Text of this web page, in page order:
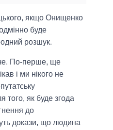
якщо Онищенко
буде
розшук.
По-перше, ще
і ми нікого не
того, як буде згода
до
докази, що людина